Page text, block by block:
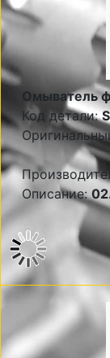
Омыватель
Код детали:
Описание: